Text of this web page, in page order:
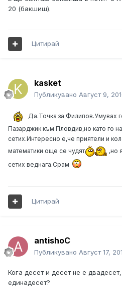
20 (бакшиш).
Цитирай
kasket
Публикувано Август 9,
Да.Точка за Филипов.Умувах
Пазарджик към Пловдив,но като го
сетих.Интересно е,че приятели и
математики още се чудят
,но
сетих веднага.Срам
Цитирай
antishoC
Публикувано Август 17,
Кога десет и десет не е
единадесет?